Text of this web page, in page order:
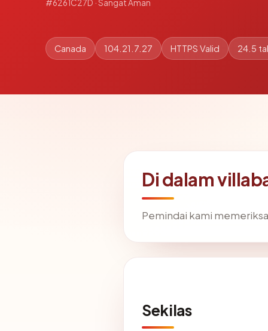
#6261C27D · Sangat Aman
Canada 104.21.7.27 HTTPS Valid 24.5
Di dalam
Pemindai kami
Sekilas